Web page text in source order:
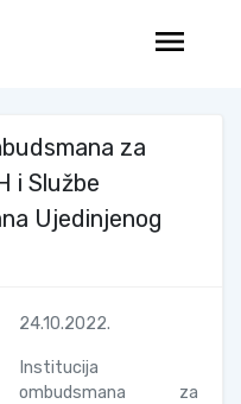
menu
za
i Službe
Ujedinjenog
24.10.2022.
Institucija
ombudsmana za